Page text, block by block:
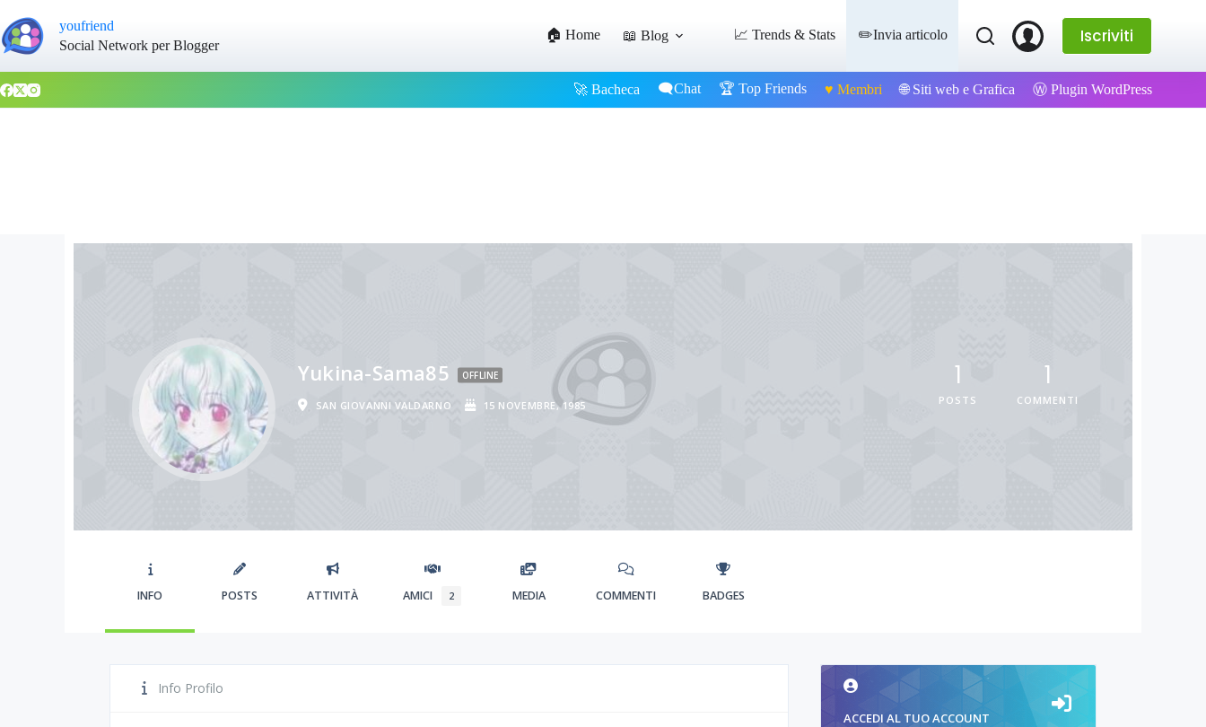
youfriend
Social Network per Blogger
🏠 Home 📖 Blog 📈 Trends & Stats ✏️Invia articolo Iscriviti
🚀 Bacheca 🗨️Chat 🏆 Top Friends ♥️ Membri 🌐 Siti web e Grafica Ⓦ Plugin WordPress
Yukina-Sama85 OFFLINE
SAN GIOVANNI VALDARNO 15 NOVEMBRE, 1985
1
POSTS
1
COMMENTI
INFO POSTS ATTIVITÀ AMICI 2 MEDIA COMMENTI BADGES
Info Profilo
ACCEDI AL TUO ACCOUNT